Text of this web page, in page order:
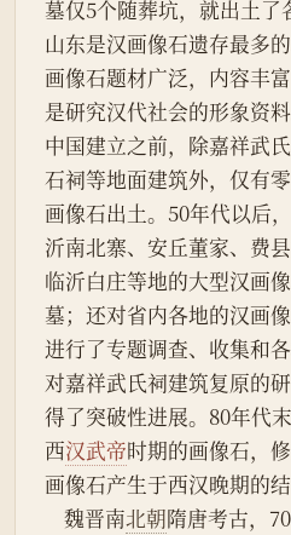
墓仅5个随葬坑，就出土了
山东是汉画像石遗存最多的
画像石题材广泛，内容丰
是研究汉代社会的形象资
中国建立之前，除嘉祥武
石祠等地面建筑外，仅有
画像石出土。50年代以后
沂南北寨、安丘董家、费县
临沂白庄等地的大型汉画
墓；还对省内各地的汉画
进行了专题调查、收集和
对嘉祥武氏祠建筑复原的
得了突破性进展。80年代
西汉武帝时期的画像石，
画像石产生于西汉晚期的结
    魏晋南
北朝隋唐考古，